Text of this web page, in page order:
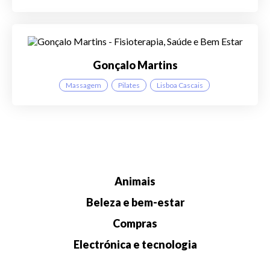
Gonçalo Martins
Massagem Pilates Lisboa Cascais
Animais
Beleza e bem-estar
Compras
Electrónica e tecnologia